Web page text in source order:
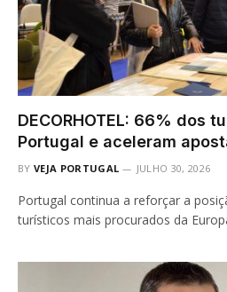
DECORHOTEL: 66% dos
Portugal e aceleram
BY VEJA PORTUGAL JULHO 30, 2026
Portugal continua a reforçar a
turísticos mais procurados da